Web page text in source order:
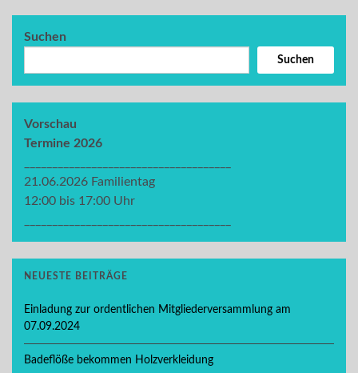
Suchen
Suchen
Vorschau
Termine 2026
21.06.2026 Familientag
12:00 bis 17:00 Uhr
NEUESTE BEITRÄGE
Einladung zur ordentlichen Mitgliederversammlung am
07.09.2024
Badeflöße bekommen Holzverkleidung